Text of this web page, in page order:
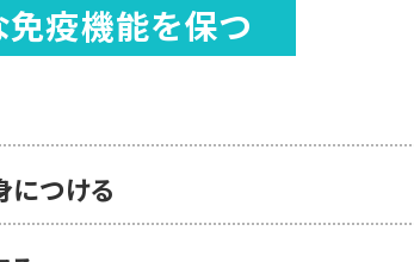
免疫機能を保つ
につける